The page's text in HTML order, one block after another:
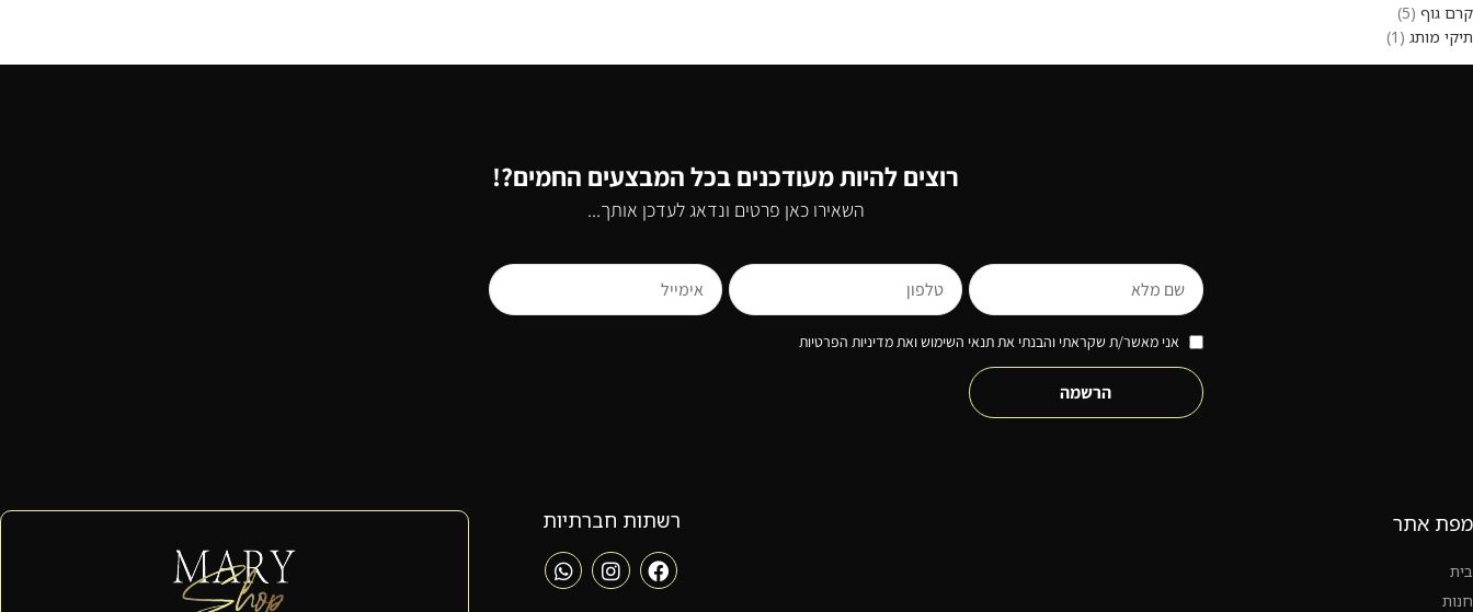
קרם גוף 5
תיקי מותג
1
רוצים להיות מעודכנים בכל המבצעים החמים?!
השאירו כאן פרטים ונדאג לעדכן אותך...
אני מאשר/ת שקראתי והבנתי את תנאי השימוש ואת מדיניות הפרטיות
הרשמה
מפת אתר
בית
חנות
רשתות חברתיות